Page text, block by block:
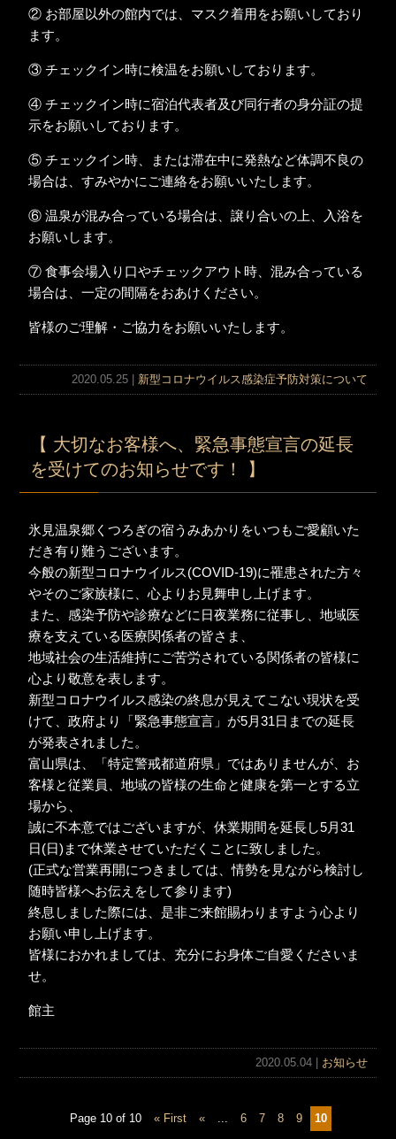
② お部屋以外の館内では、マスク着用をお願いしており
ます。
③ チェックイン時に検温をお願いしております。
④ チェックイン時に宿泊代表者及び同行者の身分証の提
示をお願いしております。
⑤ チェックイン時、または滞在中に発熱など体調不良の
場合は、すみやかにご連絡をお願いいたします。
⑥ 温泉が混み合っている場合は、譲り合いの上、入浴を
お願いします。
⑦ 食事会場入り口やチェックアウト時、混み合っている
場合は、一定の間隔をおあけください。
皆様のご理解・ご協力をお願いいたします。
2020.05.25 | 新型コロナウイルス感染症予防対策について
【 大切なお客様へ、緊急事態宣言の延長
を受けてのお知らせです！ 】
氷見温泉郷くつろぎの宿うみあかりをいつもご愛顧いた
だき有り難うございます。
今般の新型コロナウイルス(COVID-19)に罹患された方々
やそのご家族様に、心よりお見舞申し上げます。
また、感染予防や診療などに日夜業務に従事し、地域医
療を支えている医療関係者の皆さま、
地域社会の生活維持にご苦労されている関係者の皆様に
心より敬意を表します。
新型コロナウイルス感染の終息が見えてこない現状を受
けて、政府より「緊急事態宣言」が5月31日までの延長
が発表されました。
富山県は、「特定警戒都道府県」ではありませんが、お
客様と従業員、地域の皆様の生命と健康を第一とする立
場から、
誠に不本意ではございますが、休業期間を延長し5月31
日(日)まで休業させていただくことに致しました。
(正式な営業再開につきましては、情勢を見ながら検討し
随時皆様へお伝えをして参ります)
終息しました際には、是非ご来館賜わりますよう心より
お願い申し上げます。
皆様におかれましては、充分にお身体ご自愛くださいま
せ。
館主
2020.05.04 | お知らせ
Page 10 of 10 « First « 6 7 8 9 10